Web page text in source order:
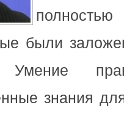
были
знания